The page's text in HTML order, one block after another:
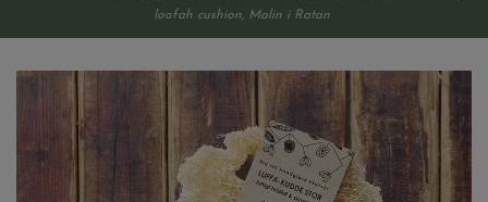
loofah cushion, Malin i Ratan